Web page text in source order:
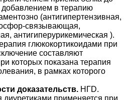
добавлением в терапию
(антигипертензивная,
связывающая,
антигиперурикемическая ).
глюкокортикоидами при
составляют
которых показана терапия
в рамках которого
доказательств. НГD.
диуретиками применяется при